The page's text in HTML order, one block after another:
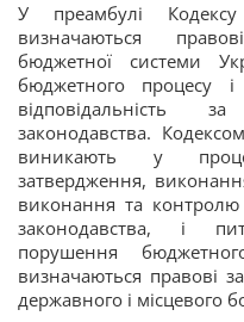
У преамбулі
визначаються
бюджетної системи
бюджетного процесу
відповідальність
законодавства.
виникають у
затвердження,
виконання та
законодавства, і
порушення
визначаються правові
державного і місцевого